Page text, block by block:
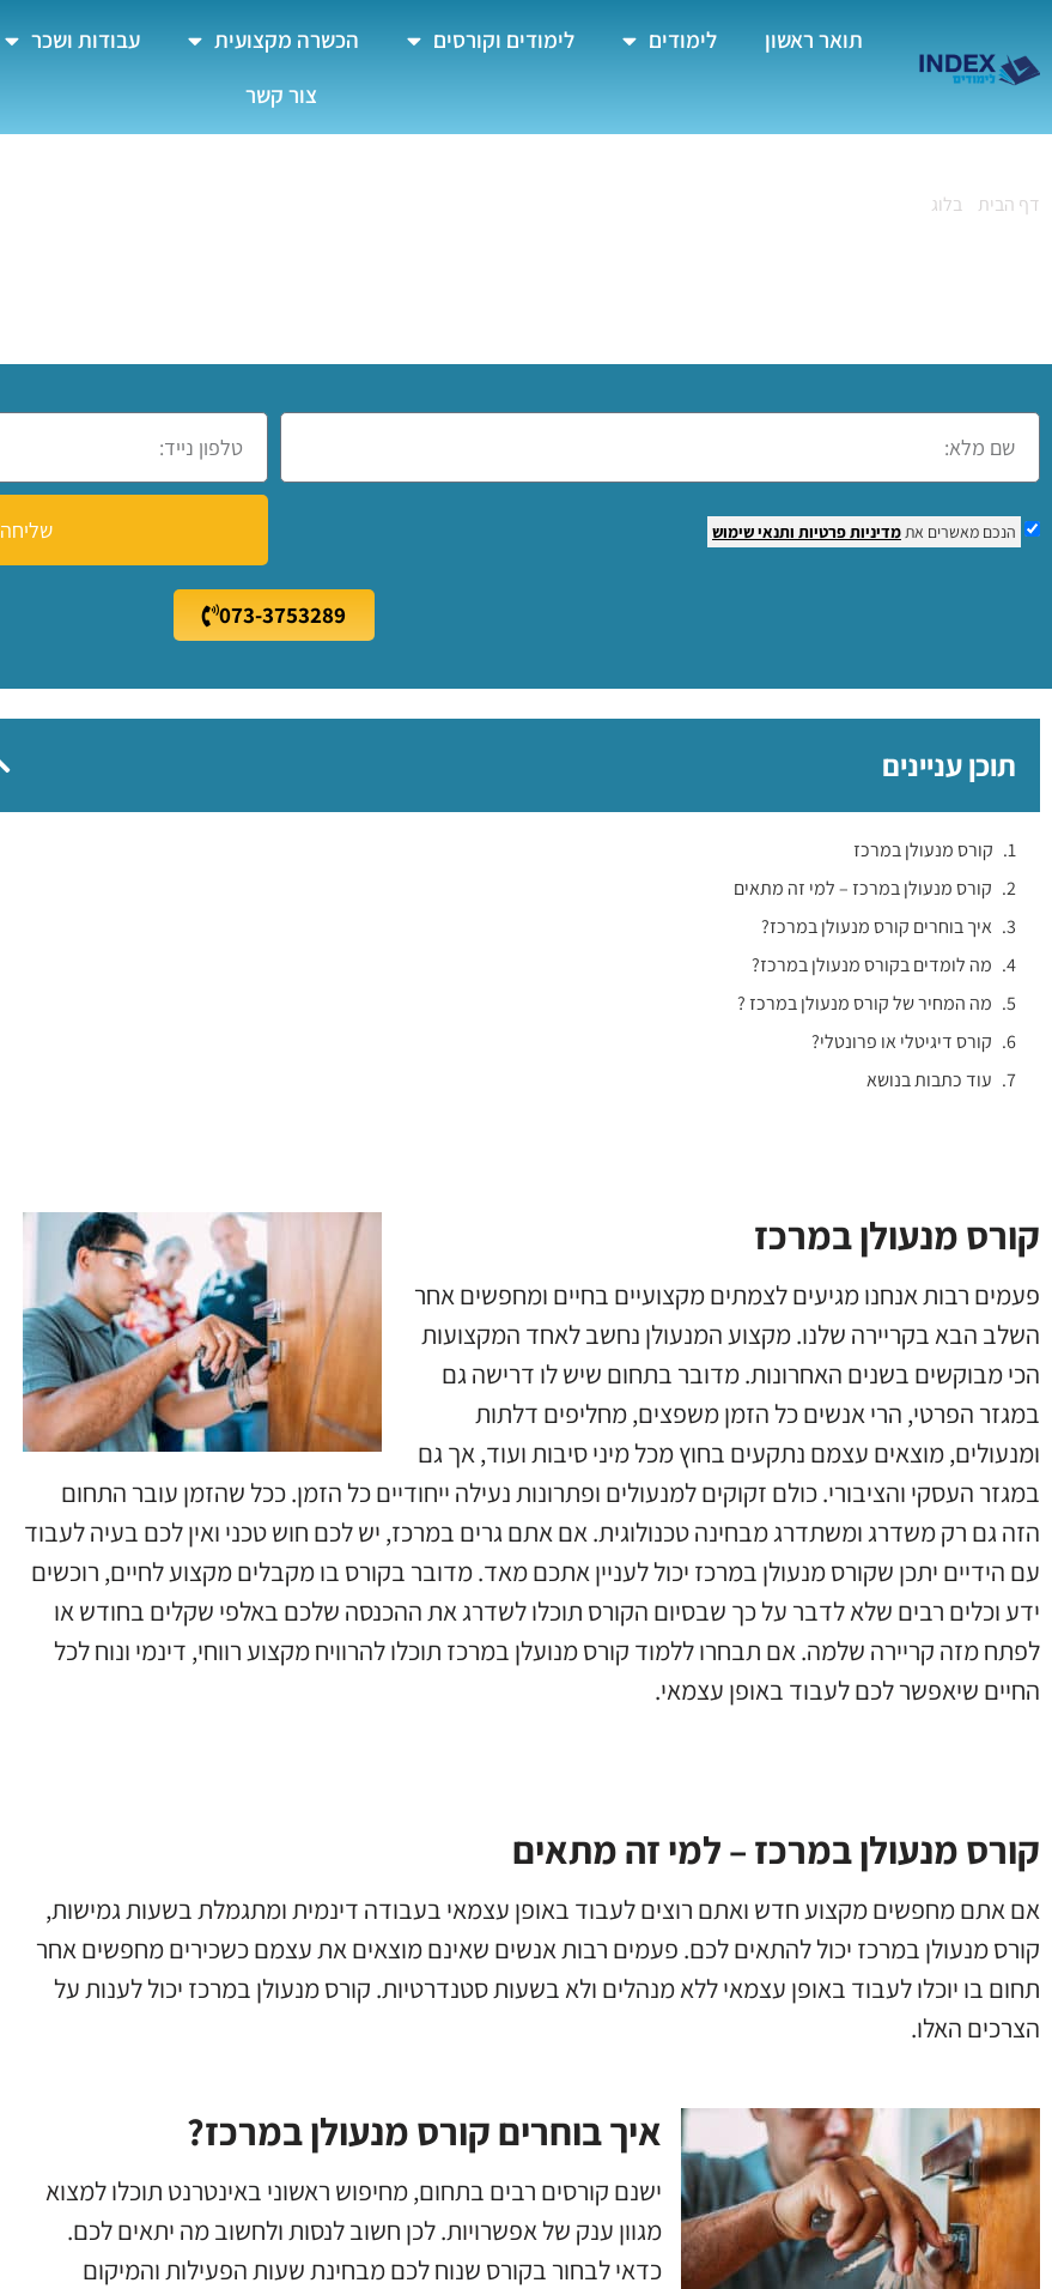
תואר ראשון לימודים לימודים וקורסים הכשרה מקצועית עבודות ושכר
צור קשר
דף הבית בלוג
הנכם מאשרים את מדיניות פרטיות ותנאי שימוש שליחה
073-3753289
תוכן עניינים
קורס מנעולן במרכז
קורס מנעולן במרכז – למי זה מתאים
איך בוחרים קורס מנעולן במרכז?
מה לומדים בקורס מנעולן במרכז?
מה המחיר של קורס מנעולן במרכז ?
קורס דיגיטלי או פרונטלי?
עוד כתבות בנושא
קורס מנעולן במרכז
פעמים רבות אנחנו מגיעים לצמתים מקצועיים בחיים ומחפשים אחר
השלב הבא בקריירה שלנו.מקצוע המנעולן נחשב לאחד המקצועות
הכי מבוקשים בשנים האחרונות.מדובר בתחום שיש לו דרישה גם
במגזר הפרטי, הרי אנשים כל הזמן משפצים,מחליפים דלתות
ומנעולים,מוצאים עצמם נתקעים בחוץ מכל מיני סיבות ועוד,אך גם
במגזר העסקי והציבורי.כולם זקוקים למנעולים ופתרונות נעילה ייחודיים כל הזמן.ככל שהזמן עובר התחום
הזה גם רק משדרג ומשתדרג מבחינה טכנולוגית.אם אתם גרים במרכז, יש לכם חוש טכני ואין לכם בעיה לעבוד
עם הידיים יתכן שקורס מנעולן במרכז יכול לעניין אתכם מאד.מדובר בקורס בו מקבלים מקצוע לחיים, רוכשים
ידע וכלים רבים שלא לדבר על כך שבסיום הקורס תוכלו לשדרג את ההכנסה שלכם באלפי שקלים בחודש או
לפתח מזה קריירה שלמה.אם תבחרו ללמוד קורס מנועלן במרכז תוכלו להרוויח מקצוע רווחי, דינמי ונוח לכל
החיים שיאפשר לכם לעבוד באופן עצמאי.
קורס מנעולן במרכז – למי זה מתאים
אם אתם מחפשים מקצוע חדש ואתם רוצים לעבוד באופן עצמאי בעבודה דינמית ומתגמלת בשעות גמישות,
קורס מנעולן במרכז יכול להתאים לכם. פעמים רבות אנשים שאינם מוצאים את עצמם כשכירים מחפשים אחר
תחום בו יוכלו לעבוד באופן עצמאי ללא מנהלים ולא בשעות סטנדרטיות. קורס מנעולן במרכז יכול לענות על
הצרכים האלו.
איך בוחרים קורס מנעולן במרכז?
ישנם קורסים רבים בתחום,מחיפוש ראשוני באינטרנט תוכלו למצוא
מגוון ענק של אפשרויות.לכן חשוב לנסות ולחשוב מה יתאים לכם.
כדאי לבחור בקורס שנוח לכם מבחינת שעות הפעילות והמיקום